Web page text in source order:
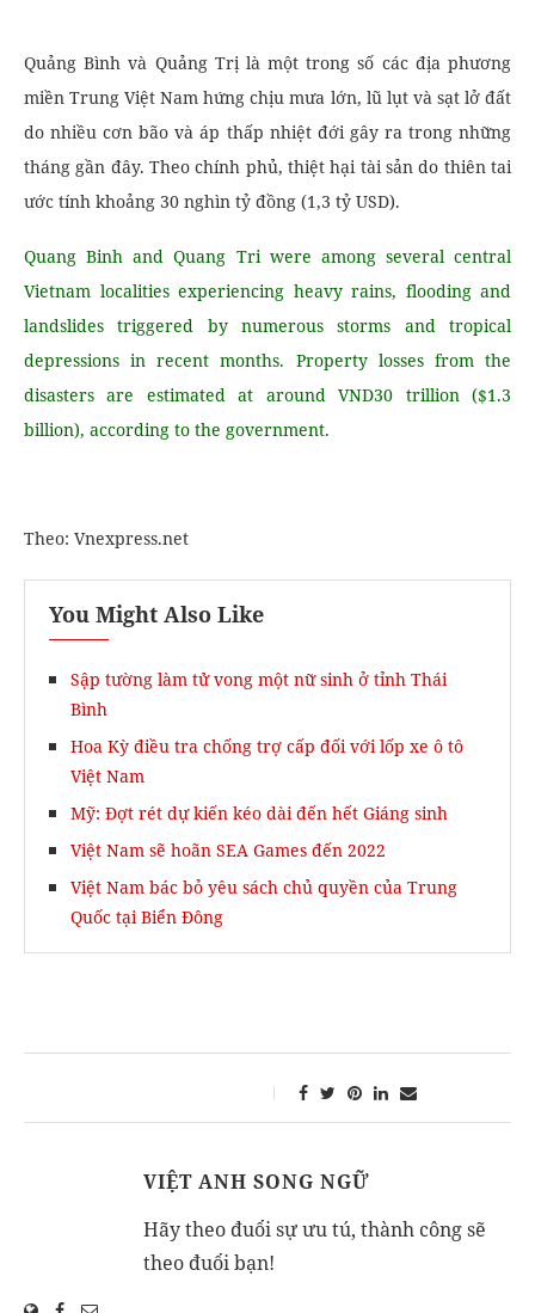
Quảng Bình và Quảng Trị là một trong số các địa phương
miền Trung Việt Nam hứng chịu mưa lớn, lũ lụt và sạt lở đất
do nhiều cơn bão và áp thấp nhiệt đới gây ra trong những
tháng gần đây. Theo chính phủ, thiệt hại tài sản do thiên tai
ước tính khoảng 30 nghìn tỷ đồng (1,3 tỷ USD).
Quang Binh and Quang Tri were among several central
Vietnam localities experiencing heavy rains, flooding and
landslides triggered by numerous storms and tropical
depressions in recent months. Property losses from the
disasters are estimated at around VND30 trillion ($1.3
billion), according to the government.
Theo: Vnexpress.net
You Might Also Like
Sập tường làm tử vong một nữ sinh ở tỉnh Thái
Bình
Hoa Kỳ điều tra chống trợ cấp đối với lốp xe ô tô
Việt Nam
Mỹ: Đợt rét dự kiến kéo dài đến hết Giáng sinh
Việt Nam sẽ hoãn SEA Games đến 2022
Việt Nam bác bỏ yêu sách chủ quyền của Trung
Quốc tại Biển Đông
VIỆT ANH SONG NGỮ
Hãy theo đuổi sự ưu tú, thành công sẽ
theo đuổi bạn!